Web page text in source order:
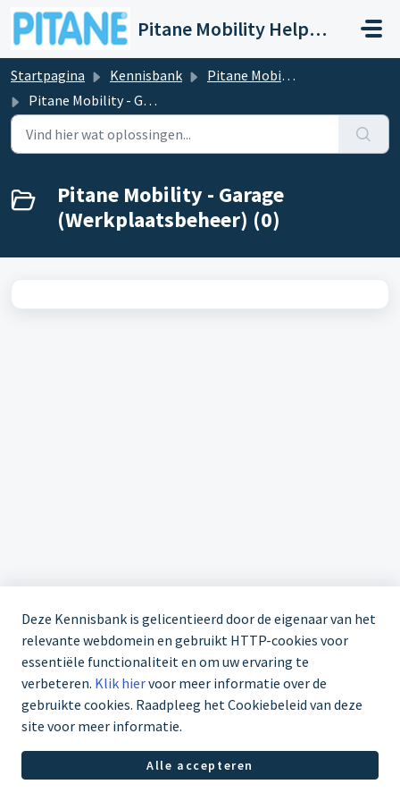
Doorgaan naar hoofdinhoud
Pitane Mobility Help- en Servicedesk
Startpagina Kennisbank
Pitane Mobility - Modules en uitbreidingen
Pitane Mobility - Garage (Werkplaatsbeheer)
Pitane Mobility - Garage
(Werkplaatsbeheer) (0)
Servicedesk +31 85 1126998
Deze Kennisbank is gelicentieerd door de eigenaar van het
relevante webdomein en gebruikt HTTP-cookies voor
essentiële functionaliteit en om uw ervaring te
verbeteren. Klik hiervoor meer informatie over de
gebruikte cookies. Raadpleeg het Cookiebeleid van deze
site voor meer informatie.
Alle accepteren